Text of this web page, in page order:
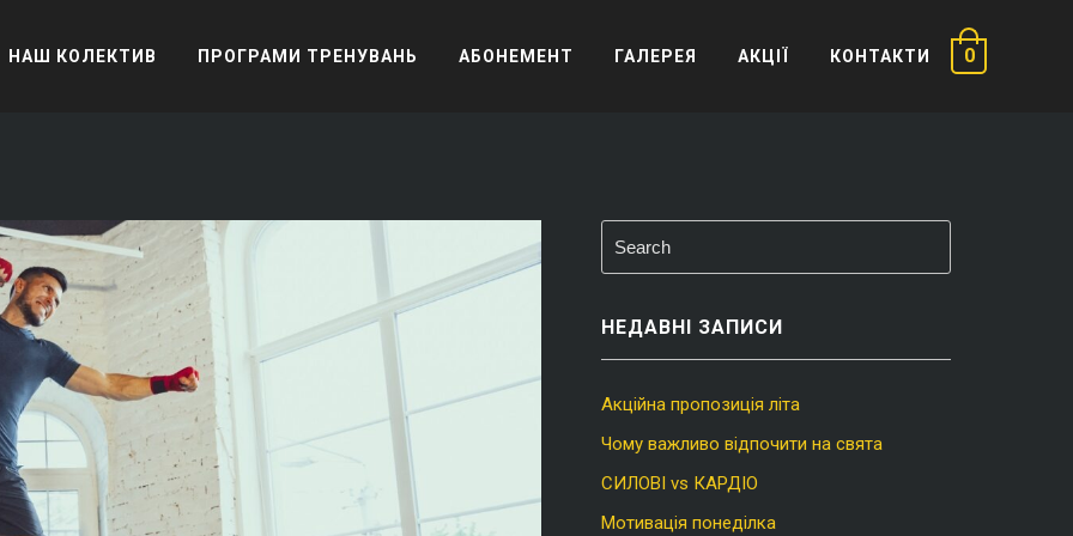
НАШ КОЛЕКТИВ ПРОГРАМИ ТРЕНУВАНЬ АБОНЕМЕНТ ГАЛЕРЕЯ АКЦІЇ КОНТАКТИ 0
НЕДАВНІ ЗАПИСИ
Акційна пропозиція літа
Чому важливо відпочити на свята
СИЛОВІ vs КАРДІО
Мотивація понеділка